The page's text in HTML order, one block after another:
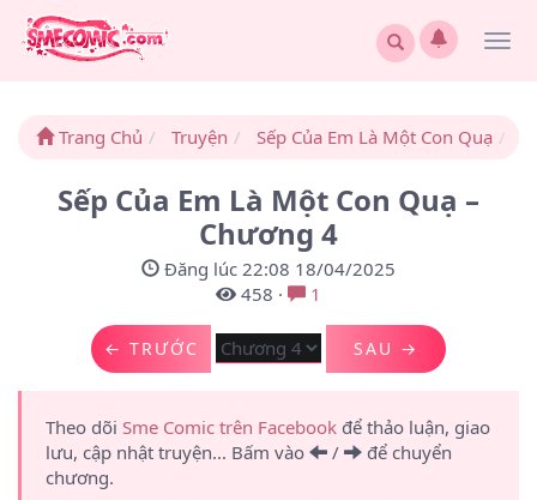
Trang Chủ Truyện Sếp Của Em Là Một Con Quạ
Sếp Của Em Là Một Con Quạ –
Chương 4
Đăng lúc 22:08 18/04/2025
458 · 1
← TRƯỚC SAU →
Theo dõi Sme Comic trên Facebook để thảo luận, giao
lưu, cập nhật truyện... Bấm vào
/
để chuyển
chương.